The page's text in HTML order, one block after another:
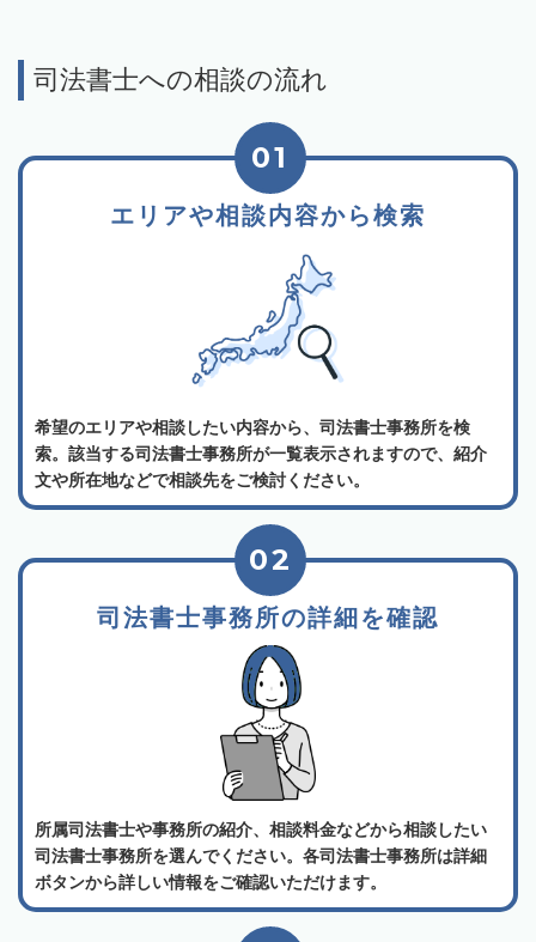
司法書士への相談の流れ
エリアや相談内容から検索
01
希望のエリアや相談したい内容から、司法書士事務所を検
索。該当する司法書士事務所が一覧表示されますので、紹介
文や所在地などで相談先をご検討ください。
司法書士事務所の詳細を確認
02
所属司法書士や事務所の紹介、相談料金などから相談したい
司法書士事務所を選んでください。各司法書士事務所は詳細
ボタンから詳しい情報をご確認いただけます。